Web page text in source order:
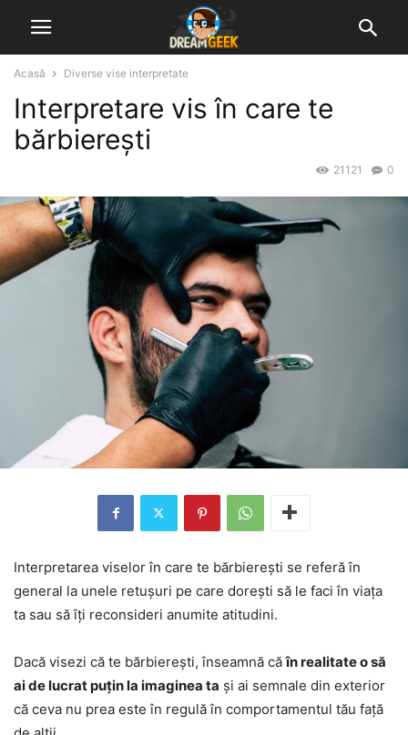
Acasă Diverse vise interpretate
Interpretare vis în care te
bărbierești
0
21121
Interpretarea viselor în care te bărbierești se referă în
general la unele retușuri pe care dorești să le faci în viața
ta sau să îți reconsideri anumite atitudini.
Dacă visezi că te bărbierești, înseamnă căîn realitate o să
ai de lucrat puțin la imaginea ta și ai semnale din exterior
că ceva nu prea este în regulă în comportamentul tău față